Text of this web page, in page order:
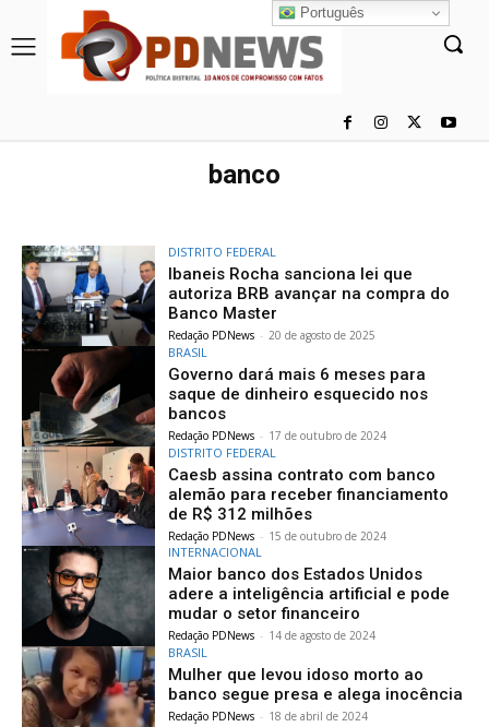
banco
DISTRITO FEDERAL
Ibaneis Rocha sanciona lei que
autoriza BRB avançar na compra do
Banco Master
Redação PDNews - 20 de agosto de 2025
BRASIL
Governo dará mais 6 meses para
saque de dinheiro esquecido nos
bancos
Redação PDNews - 17 de outubro de 2024
DISTRITO FEDERAL
Caesb assina contrato com banco
alemão para receber financiamento
de R$ 312 milhões
Redação PDNews - 15 de outubro de 2024
INTERNACIONAL
Maior banco dos Estados Unidos
adere a inteligência artificial e pode
mudar o setor financeiro
Redação PDNews - 14 de agosto de 2024
BRASIL
Mulher que levou idoso morto ao
banco segue presa e alega inocência
Redação PDNews - 18 de abril de 2024
Português